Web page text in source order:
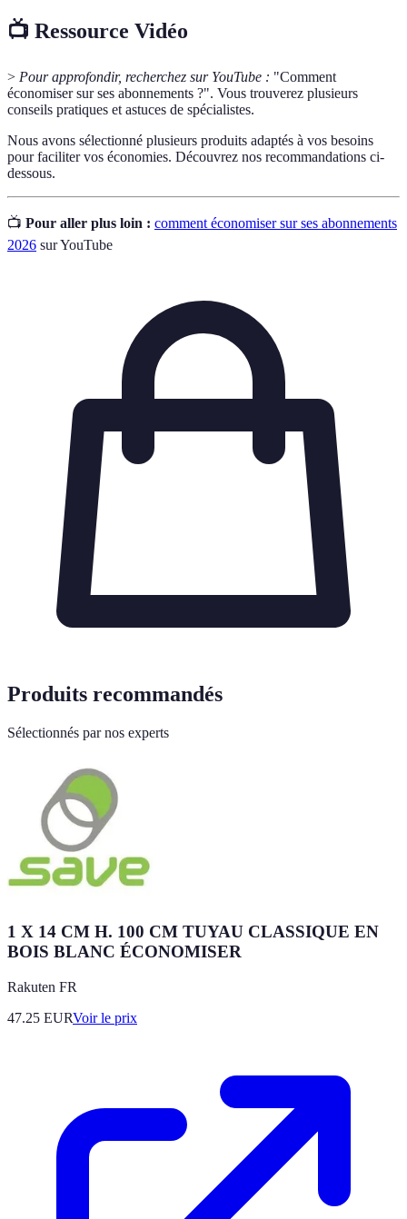
📺 Ressource Vidéo
> Pour approfondir, recherchez sur YouTube : "Comment
économiser sur ses abonnements ?". Vous trouverez plusieurs
conseils pratiques et astuces de spécialistes.
Nous avons sélectionné plusieurs produits adaptés à vos besoins
pour faciliter vos économies. Découvrez nos recommandations ci-
dessous.
📺 Pour aller plus loin : comment économiser sur ses abonnements
2026 sur YouTube
Produits recommandés
Sélectionnés par nos experts
1 X 14 CM H. 100 CM TUYAU CLASSIQUE EN
BOIS BLANC ÉCONOMISER
Rakuten FR
47.25 EURVoir le prix